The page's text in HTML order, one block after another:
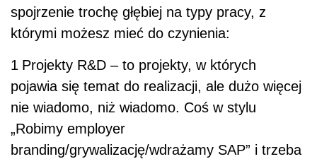
spojrzenie trochę głębiej na typy pracy, z
którymi możesz mieć do czynienia:
1 Projekty R&D – to projekty, w których
pojawia się temat do realizacji, ale dużo więcej
nie wiadomo, niż wiadomo. Coś w stylu
„Robimy employer
branding/grywalizację/wdrażamy SAP” i trzeba